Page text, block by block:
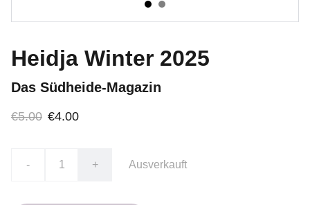
Heidja Winter 2025
Das Südheide-Magazin
€5.00 €4.00
- + Ausverkauft